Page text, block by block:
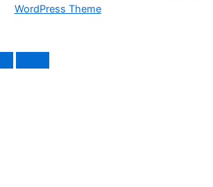
WordPress Theme